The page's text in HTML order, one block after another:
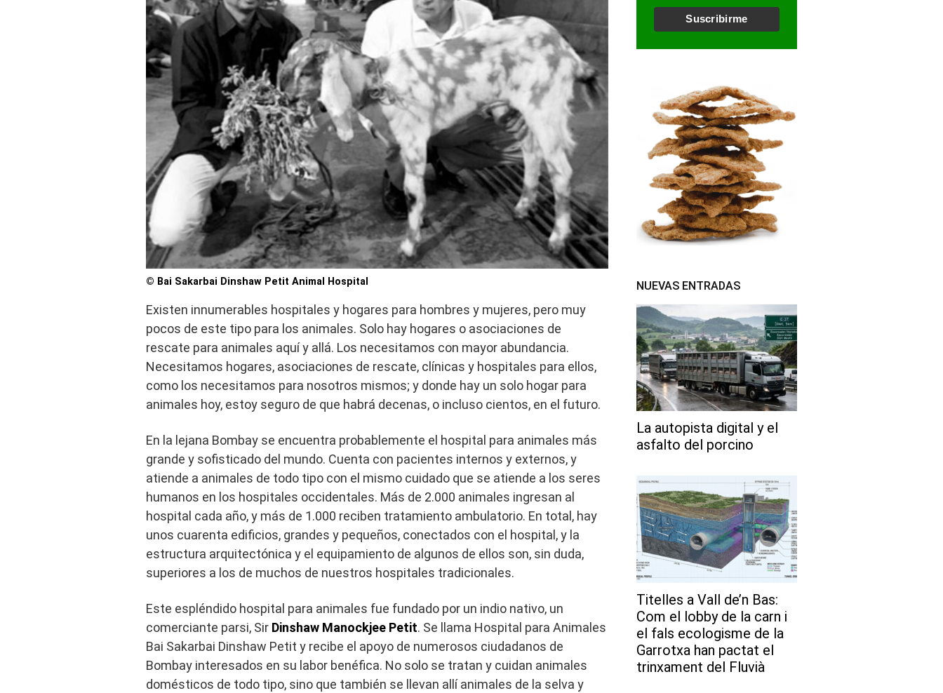
© Bai Sakarbai Dinshaw Petit Animal Hospital
Existen innumerables hospitales y hogares para hombres y mujeres, pero muy
pocos de este tipo para los animales. Solo hay hogares o asociaciones de
rescate para animales aquí y allá. Los necesitamos con mayor abundancia.
Necesitamos hogares, asociaciones de rescate, clínicas y hospitales para ellos,
como los necesitamos para nosotros mismos; y donde hay un solo hogar para
animales hoy, estoy seguro de que habrá decenas, o incluso cientos, en el futuro.
En la lejana Bombay se encuentra probablemente el hospital para animales más
grande y sofisticado del mundo. Cuenta con pacientes internos y externos, y
atiende a animales de todo tipo con el mismo cuidado que se atiende a los seres
humanos en los hospitales occidentales. Más de 2.000 animales ingresan al
hospital cada año, y más de 1.000 reciben tratamiento ambulatorio. En total, hay
unos cuarenta edificios, grandes y pequeños, conectados con el hospital, y la
estructura arquitectónica y el equipamiento de algunos de ellos son, sin duda,
superiores a los de muchos de nuestros hospitales tradicionales.
Este espléndido hospital para animales fue fundado por un indio nativo, un
comerciante parsi, Sir Dinshaw Manockjee Petit. Se llama Hospital para Animales
Bai Sakarbai Dinshaw Petit y recibe el apoyo de numerosos ciudadanos de
Bombay interesados ​​en su labor benéfica. No solo se tratan y cuidan animales
domésticos de todo tipo, sino que también se llevan allí animales de la selva y
Suscribirme
NUEVAS ENTRADAS
La autopista digital y el
asfalto del porcino
Titelles a Vall de’n Bas:
Com el lobby de la carn i
el fals ecologisme de la
Garrotxa han pactat el
trinxament del Fluvià